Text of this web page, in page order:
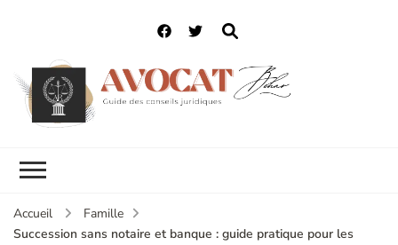
Accueil
Famille
Succession sans notaire et banque : guide pratique pour les